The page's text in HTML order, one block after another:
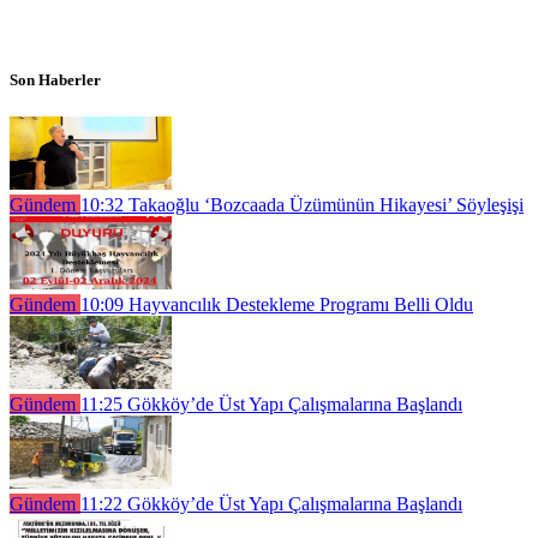
Son Haberler
Gündem 10:32 Takaoğlu ‘Bozcaada Üzümünün Hikayesi’ Söyleşişi
Gündem 10:09 Hayvancılık Destekleme Programı Belli Oldu
Gündem 11:25 Gökköy’de Üst Yapı Çalışmalarına Başlandı
Gündem 11:22 Gökköy’de Üst Yapı Çalışmalarına Başlandı